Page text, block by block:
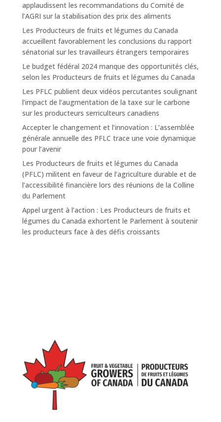
applaudissent les recommandations du Comité de
l’AGRI sur la stabilisation des prix des aliments
Les Producteurs de fruits et légumes du Canada
accueillent favorablement les conclusions du rapport
sénatorial sur les travailleurs étrangers temporaires
Le budget fédéral 2024 manque des opportunités clés,
selon les Producteurs de fruits et légumes du Canada
Les PFLC publient deux vidéos percutantes soulignant
l’impact de l’augmentation de la taxe sur le carbone
sur les producteurs serriculteurs canadiens
Accepter le changement et l’innovation : L’assemblée
générale annuelle des PFLC trace une voie dynamique
pour l’avenir
Les Producteurs de fruits et légumes du Canada
(PFLC) militent en faveur de l’agriculture durable et de
l’accessibilité financière lors des réunions de la Colline
du Parlement
Appel urgent à l’action : Les Producteurs de fruits et
légumes du Canada exhortent le Parlement à soutenir
les producteurs face à des défis croissants